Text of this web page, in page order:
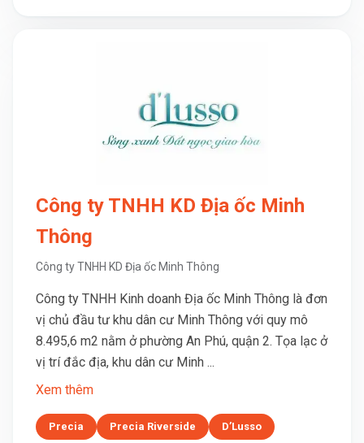
Công ty TNHH KD Địa ốc Minh
Thông
Công ty TNHH KD Địa ốc Minh Thông
Công ty TNHH Kinh doanh Địa ốc Minh Thông là đơn
vị chủ đầu tư khu dân cư Minh Thông với quy mô
8.495,6 m2 nằm ở phường An Phú, quận 2. Tọa lạc ở
vị trí đắc địa, khu dân cư Minh ...
Xem thêm
Precia Precia Riverside D’Lusso